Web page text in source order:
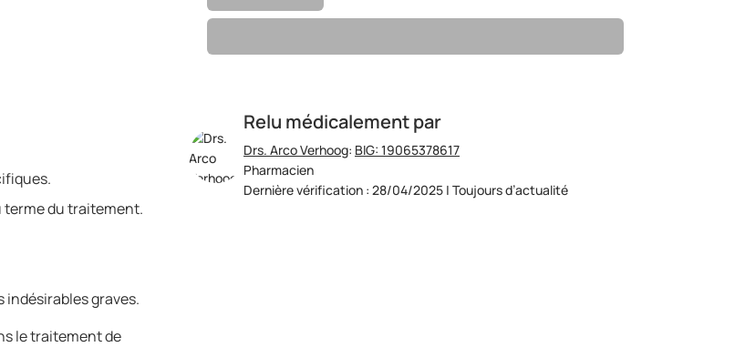
Relu médicalement par
Drs. Arco Verhoog: BIG: 19065378617
Pharmacien
Dernière vérification : 28/04/2025 | Toujours d’actualité
terme du traitement.
graves.
le traitement de